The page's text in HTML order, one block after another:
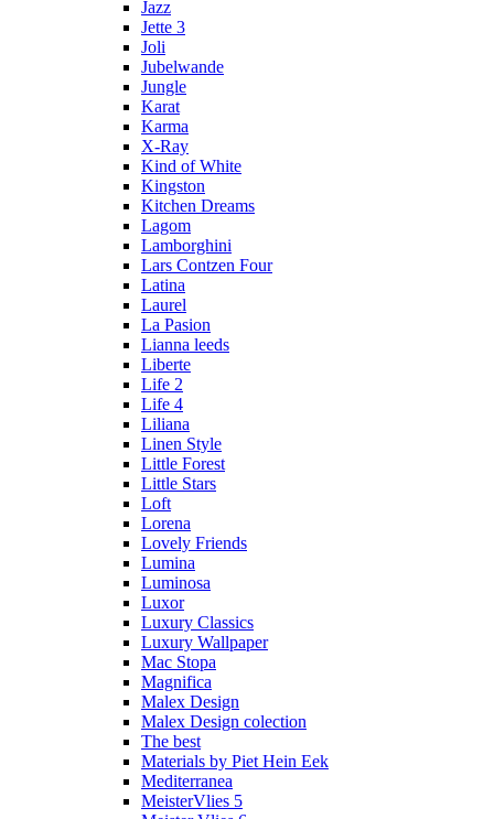
Jazz
Jette 3
Joli
Jubelwande
Jungle
Karat
Karma
Х-Ray
Kind of White
Kingston
Kitchen Dreams
Lagom
Lamborghini
Lars Contzen Four
Latina
Laurel
La Pasion
Lianna leeds
Liberte
Life 2
Life 4
Liliana
Linen Style
Little Forest
Little Stars
Loft
Lorena
Lovely Friends
Lumina
Luminosa
Luxor
Luxury Classics
Luxury Wallpaper
Mac Stopa
Magnifica
Malex Design
Malex Design colection
The best
Materials by Piet Hein Eek
Mediterranea
MeisterVlies 5